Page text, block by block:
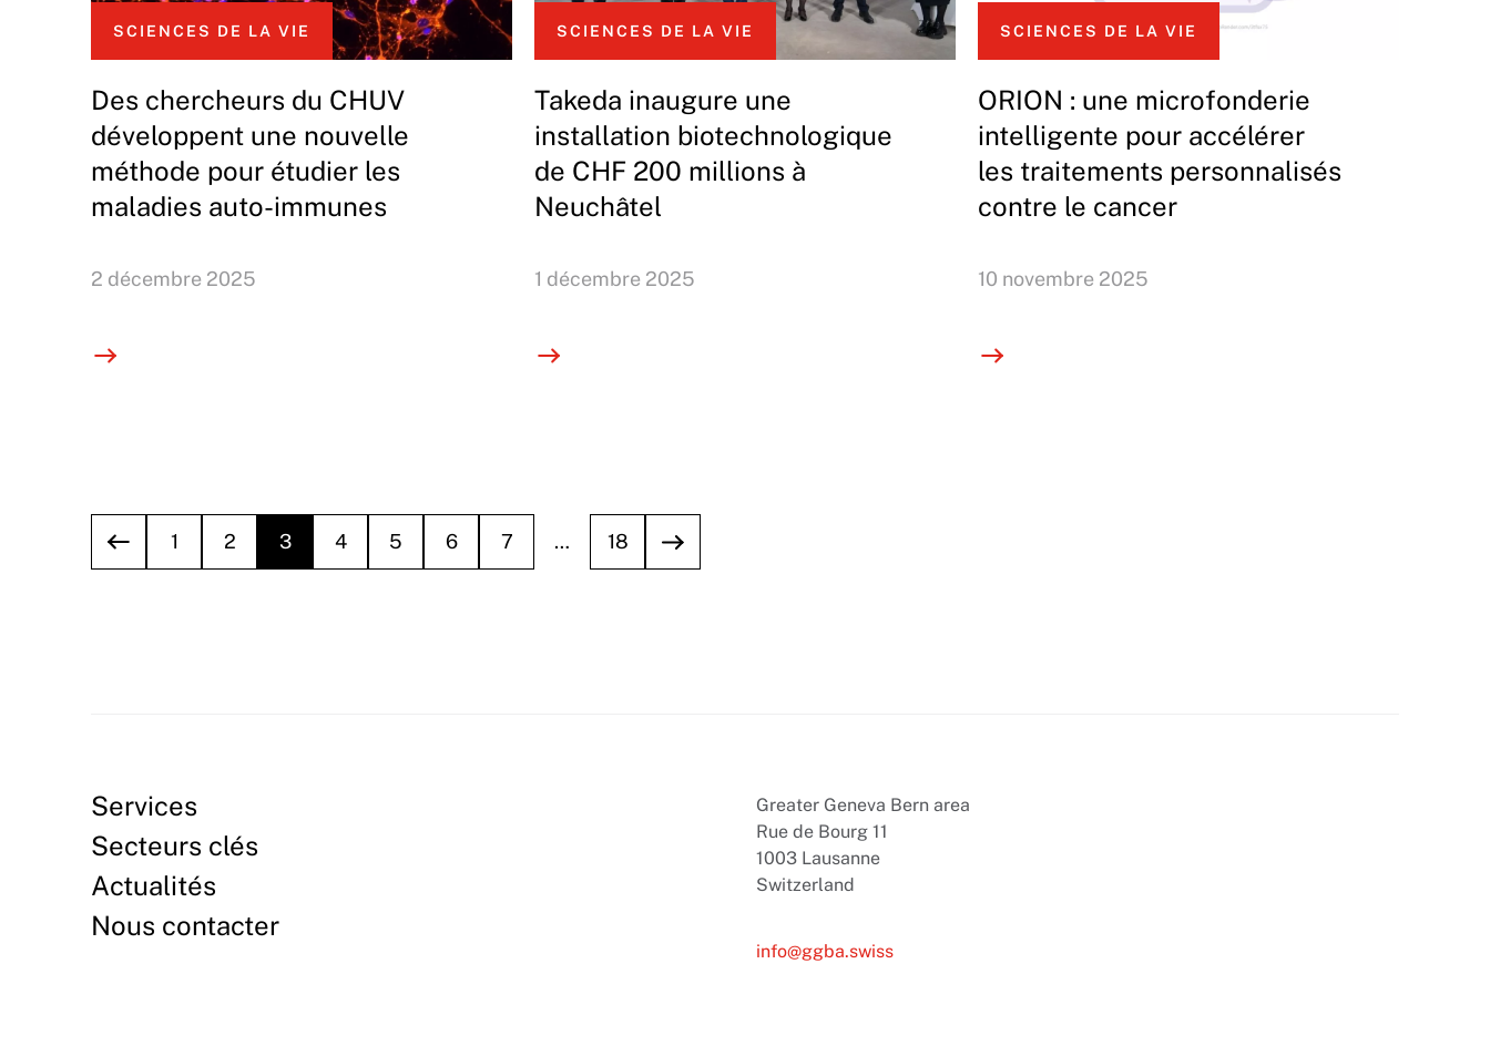
SCIENCES DE LA VIE
Des chercheurs du CHUV
développent une nouvelle
méthode pour étudier les
maladies auto-immunes
2 décembre 2025
SCIENCES DE LA VIE
Takeda inaugure une
installation biotechnologique
de CHF 200 millions à
Neuchâtel
1 décembre 2025
SCIENCES DE LA VIE
ORION : une microfonderie
intelligente pour accélérer
les traitements personnalisés
contre le cancer
10 novembre 2025
1 2 3 4 5 6 7 … 18
Services
Secteurs clés
Actualités
Nous contacter
Greater Geneva Bern area
Rue de Bourg 11
1003 Lausanne
Switzerland
info@ggba.swiss